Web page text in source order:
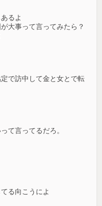
るよ
大事って言ってみたら？
で訪中して金と女とで転
て言ってるだろ。
る向こうによ